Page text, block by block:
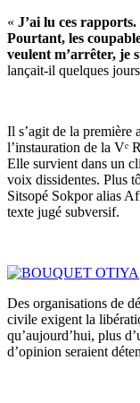
« J’ai lu ces
Pourtant, les
veulent m’arrêter, je
lançait-il quelques
Il s’agit de la première
l’instauration de la Vᵉ
Elle survient dans un
voix dissidentes. Plus
Sitsopé Sokpor alias
texte jugé subversif.
Des organisations de
civile exigent la
qu’aujourd’hui, plus
d’opinion seraient